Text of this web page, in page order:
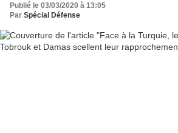
Publié le 03/03/2020 à 13:05
Par Spécial Défense